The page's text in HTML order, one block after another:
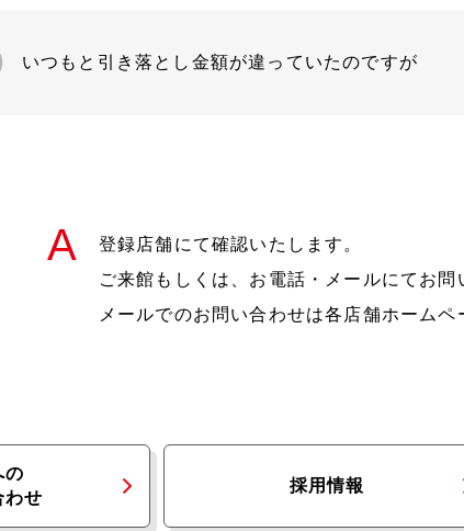
いつもと引き落とし金額が違っていたのですが
登録店舗にて確認いたします。
ご来館もしくは、お電話・メールにてお問
メールでのお問い合わせは各店舗ホーム
の
わせ
採用情報